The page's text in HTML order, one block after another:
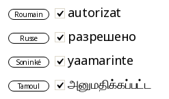
Roumain autorizat
Russe разрешено
Soninké yaamarinte
Tamoul அனுமதிக்கப்பட்ட